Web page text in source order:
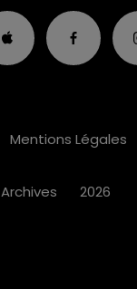
Mentions Légales
Archives 2026